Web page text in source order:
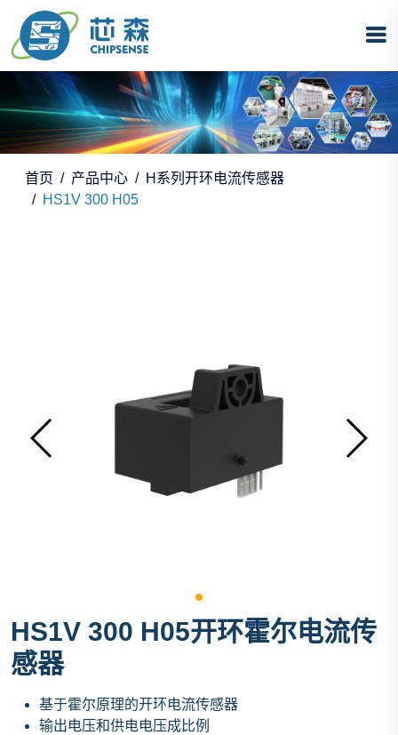
首页 产品中心
H系列开环电流传感器
HS1V 300 H05
HS1V 300 H05开环霍尔电流传
感器
基于霍尔原理的开环电流传感器
输出电压和供电电压成比例